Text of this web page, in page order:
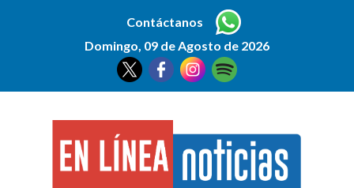
Contáctanos
Domingo, 09 de Agosto de 2026